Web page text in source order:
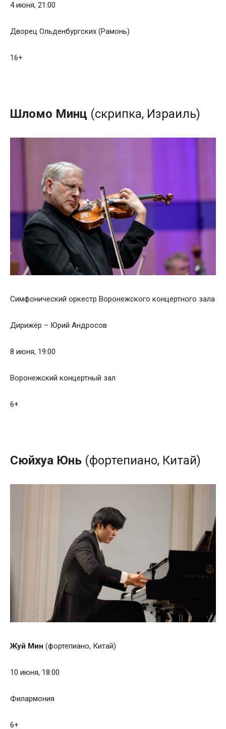
4 июня, 21:00
Дворец Ольденбургских (Рамонь)
16+
Шломо Минц (скрипка, Израиль)
Симфонический оркестр Воронежского концертного зала
Дирижёр – Юрий Андросов
8 июня, 19:00
Воронежский концертный зал
6+
Сюйхуа Юнь (фортепиано, Китай)
Жуй Мин (фортепиано, Китай)
10 июня, 18:00
Филармония
6+